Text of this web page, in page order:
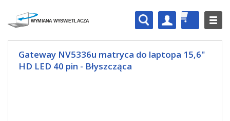
Gateway NV5336u matryca do laptopa 15,6"
HD LED 40 pin - Błyszcząca